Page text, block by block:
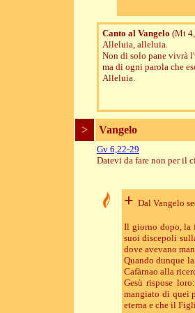
Canto al Vangelo (Mt
Alleluia, alleluia.
Non di solo pane vivrà
ma di ogni parola che
Alleluia.
> Vangelo
Gv 6,22-29
Datevi da fare non per il
+ Dal Vangelo
Il giorno dopo, la
suoi discepoli
dove avevano
Quando dunque
Cafàrnao alla
Gesù rispose
mangiato di quei
eterna e che il